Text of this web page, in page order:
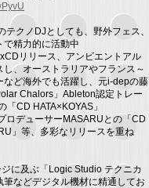
テクノDJとしても、野外フェス、
で精力的に活動中
リリース、アンビエントアル
し、オーストラリアやフランス～
など海外でも活躍し、元i-depの藤
Chalors」Ableton認定トレー
「CD HATA×KOYAS」
ロデューサーMASARUとの「CD
」等、多彩なリリースを重ね
に及ぶ「Logic Studio テクニカ
筆などデジタル機材に精通してお